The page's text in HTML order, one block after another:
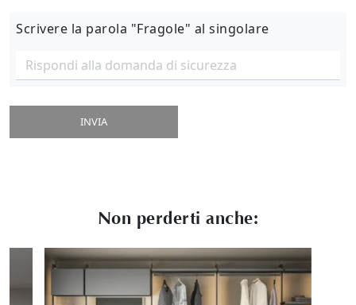
Scrivere la parola "Fragole" al singolare
INVIA
Non perderti anche: